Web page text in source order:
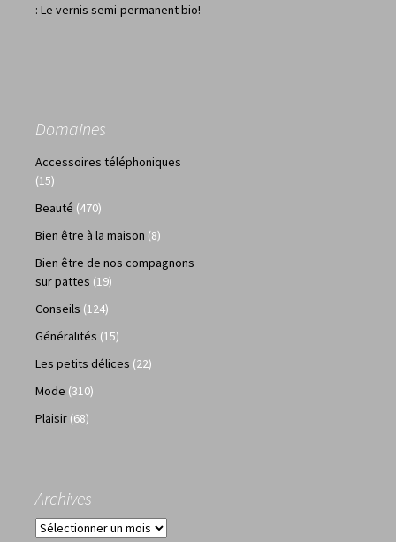
: Le vernis semi-permanent bio!
Domaines
Accessoires téléphoniques
(15)
Beauté (470)
Bien être à la maison (8)
Bien être de nos compagnons
sur pattes (19)
Conseils (124)
Généralités (15)
Les petits délices (22)
Mode (310)
Plaisir (68)
Archives
Archives